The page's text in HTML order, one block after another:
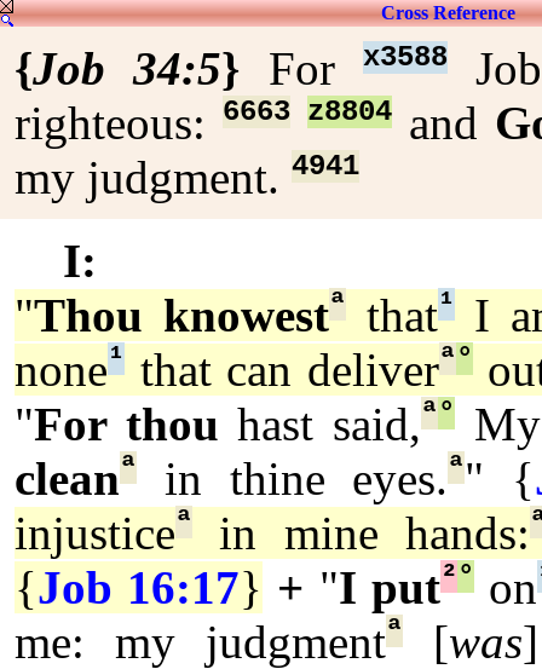
Cross Reference
{Job 34:5} For x3588
righteous:
6663 z8804 and
my judgment. 4941
I:
"Thou knowestª that¹I
none¹ that can deliverª°
"For thou hast said,ª°
cleanª in thine eyes.ª" {
injusticeª in mine hands:
{Job 16:17} + "I put²°on
me: my judgmentª[was